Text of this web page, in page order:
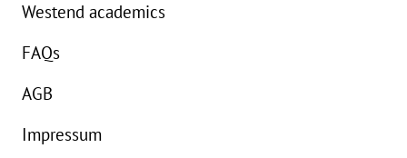
Westend academics
FAQs
AGB
Impressum